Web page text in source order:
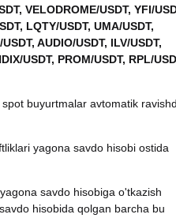
VELODROME/USDT, YFI/
LQTY/USDT, UMA/USDT,
AUDIO/USDT, ILV/USDT,
USDT, PROM/USDT, RPL/
buyurtmalar avtomatik
yagona savdo hisobi ostida
savdo hisobiga o'tkazish
hisobida qolgan barcha bu